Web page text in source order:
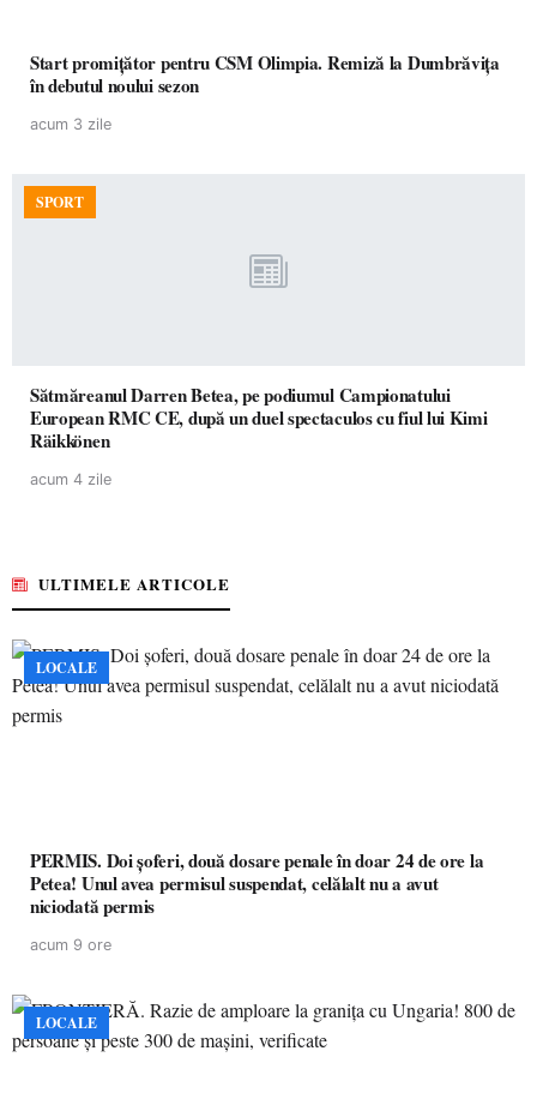
Start promițător pentru CSM Olimpia. Remiză la Dumbrăvița
în debutul noului sezon
acum 3 zile
SPORT
Sătmăreanul Darren Betea, pe podiumul Campionatului
European RMC CE, după un duel spectaculos cu fiul lui Kimi
Räikkönen
acum 4 zile
ULTIMELE ARTICOLE
LOCALE
PERMIS. Doi șoferi, două dosare penale în doar 24 de ore la
Petea! Unul avea permisul suspendat, celălalt nu a avut
niciodată permis
acum 9 ore
LOCALE